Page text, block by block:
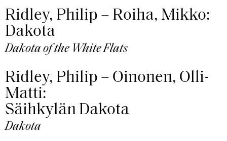
Ridley, Philip – Roiha, Mikko:
Dakota
Dakota of the White Flats
Ridley, Philip – Oinonen, Olli-
Matti:
Säihkylän Dakota
Dakota